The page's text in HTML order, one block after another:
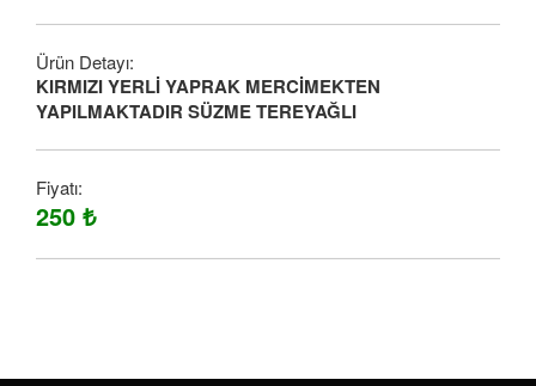
Ürün Detayı:
KIRMIZI YERLİ YAPRAK MERCİMEKTEN
YAPILMAKTADIR SÜZME TEREYAĞLI
Fiyatı:
250 ₺